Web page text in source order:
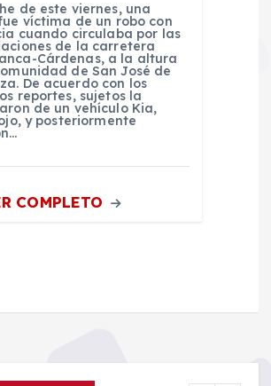
de este viernes, una
víctima de un robo con
cuando circulaba por las
de la carretera
Cárdenas, a la altura
de San José de
De acuerdo con los
reportes, sujetos la
de un vehículo Kia,
y posteriormente
COMPLETO